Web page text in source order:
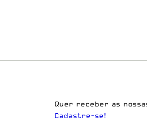
Quer receber as
Cadastre-se!